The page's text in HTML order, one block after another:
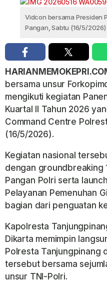
Vidcon bersama Presiden
Pangan, Sabtu (16/5/
bersama unsur
mengikuti kegiatan
Kuartal II Tahun 2026
Command Centre
(16/5/2026).
Kegiatan nasional
dengan groundbreaking
Pangan Polri serta
Pelayanan Pemenuhan
bagian dari penguatan
Kapolresta
Dikarta memimpin
Polresta Tanjungpinang
tersebut bersama
unsur TNI-Polri.